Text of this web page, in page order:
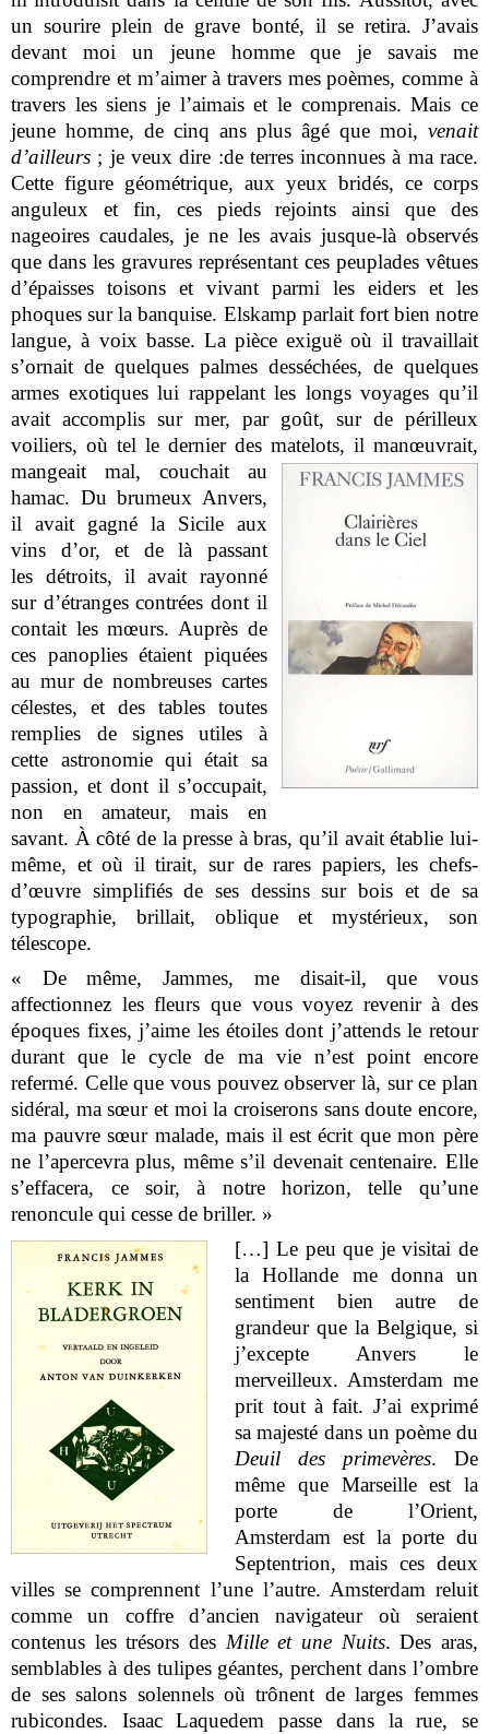
un sourire plein de grave bonté, il se retira. J’avais
devant moi un jeune homme que je savais me
comprendre et m’aimer à travers mes poèmes, comme à
travers les siens je l’aimais et le comprenais. Mais ce
jeune homme, de cinq ans plus âgé que moi, venait
d’ailleurs ; je veux dire :de terres inconnues à ma race.
Cette figure géométrique, aux yeux bridés, ce corps
anguleux et fin, ces pieds rejoints ainsi que des
nageoires caudales, je ne les avais jusque-là observés
que dans les gravures représentant ces peuplades vêtues
d’épaisses toisons et vivant parmi les eiders et les
phoques sur la banquise. Elskamp parlait fort bien notre
langue, à voix basse. La pièce exiguë où il travaillait
s’ornait de quelques palmes desséchées, de quelques
armes exotiques lui rappelant les longs voyages qu’il
avait accomplis sur mer, par goût, sur de périlleux
voiliers, où tel le dernier des matelots, il manœuvrait,
mangeait mal, couchait au
hamac. Du brumeux Anvers,
il avait gagné la Sicile aux
vins d’or, et de là passant
les détroits, il avait rayonné
sur d’étranges contrées dont il
contait les mœurs. Auprès de
ces panoplies étaient piquées
au mur de nombreuses cartes
célestes, et des tables toutes
remplies de signes utiles à
cette astronomie qui était sa
passion, et dont il s’occupait,
non en amateur, mais en
savant. À côté de la presse à bras, qu’il avait établie lui-
même, et où il tirait, sur de rares papiers, les chefs-
d’œuvre simplifiés de ses dessins sur bois et de sa
typographie, brillait, oblique et mystérieux, son
télescope.
« De même, Jammes, me disait-il, que vous
affectionnez les fleurs que vous voyez revenir à des
époques fixes, j’aime les étoiles dont j’attends le retour
durant que le cycle de ma vie n’est point encore
refermé. Celle que vous pouvez observer là, sur ce plan
sidéral, ma sœur et moi la croiserons sans doute encore,
ma pauvre sœur malade, mais il est écrit que mon père
ne l’apercevra plus, même s’il devenait centenaire. Elle
s’effacera, ce soir, à notre horizon, telle qu’une
renoncule qui cesse de briller. »
[…] Le peu que je visitai de
la Hollande me donna un
sentiment bien autre de
grandeur que la Belgique, si
j’excepte Anvers le
merveilleux. Amsterdam me
prit tout à fait. J’ai exprimé
sa majesté dans un poème du
Deuil des primevères. De
même que Marseille est la
porte de l’Orient,
Amsterdam est la porte du
Septentrion, mais ces deux
villes se comprennent l’une l’autre. Amsterdam reluit
comme un coffre d’ancien navigateur où seraient
contenus les trésors des Mille et une Nuits. Des aras,
semblables à des tulipes géantes, perchent dans l’ombre
de ses salons solennels où trônent de larges femmes
rubicondes. Isaac Laquedem passe dans la rue, se